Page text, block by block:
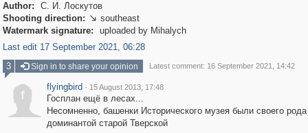
Author:
С. И. Лоскутов
Shooting direction:  southeast
Watermark signature:
uploaded by Mihalych
Last edit 17 September 2021, 06:28
3
Sign in to share your opinion Latest comment: 16 September 2021, 14:42
f
flyingbird · 15 August 2013, 17:48
Госплан ещё в лесах...
Несомненно, башенки Исторического музея были своего рода
доминантой старой Тверской